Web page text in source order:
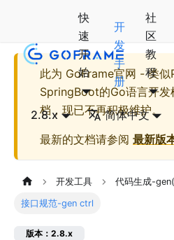
快
速
开
始
开
发
手
册
社
区
教
程
2.8.x 简体中文
此为 GoFrame官网 - 类
SpringBoot的Go语言开发
档，现已不再积极维护。
最新的文档请参阅 最新版
开发工具 代码生成-
接口规范-gen ctrl
版本：2.8.x